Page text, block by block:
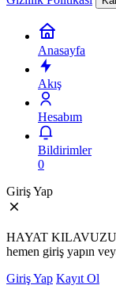
Anasayfa
Akış
Hesabım
Bildirimler
0
Giriş Yap
HAYAT
hemen giriş yapın
Giriş Yap Kayıt Ol